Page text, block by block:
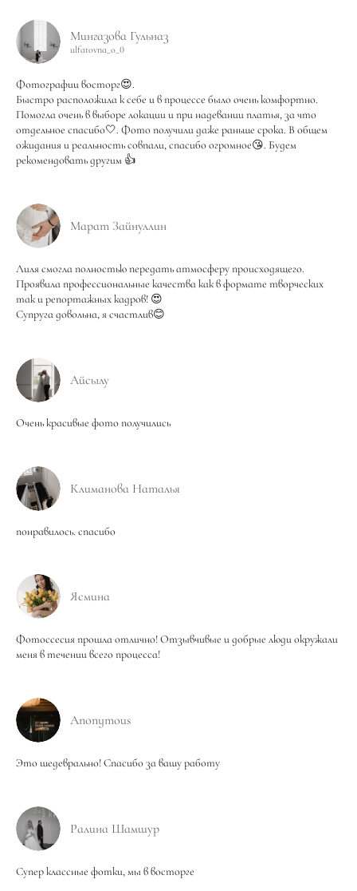
Мингазова Гульназ
ulfatovna_o_0
Фотографии восторг😍.
Быстро расположила к себе и в процессе было очень комфортно.
Помогла очень в выборе локации и при надевании платья, за что
отдельное спасибо🤍. Фото получили даже раньше срока. В общем
ожидания и реальность совпали, спасибо огромное😘. Будем
рекомендовать другим 👍
Марат Зайнуллин
Лиля смогла полностью передать атмосферу происходящего.
Проявила профессиональные качества как в формате творческих
так и репортажных кадров! 😍
Супруга довольна, я счастлив😊
Айсылу
Очень красивые фото получились
Климанова Наталья
понравилось. спасибо
Ясмина
Фотоссесия прошла отлично! Отзывчивые и добрые люди окружали
меня в течении всего процесса!
Anonymous
Это шедеврально! Спасибо за вашу работу
Ралина Шамшур
Супер классные фотки, мы в восторге